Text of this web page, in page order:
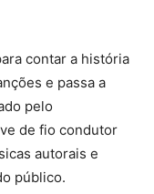
contar a história
e passa a
pelo
de fio condutor
autorais e
público.